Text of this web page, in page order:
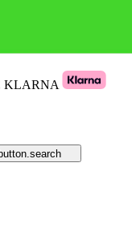
button.search